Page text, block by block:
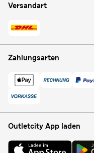
Versandart
Zahlungsarten
Outletcity App laden